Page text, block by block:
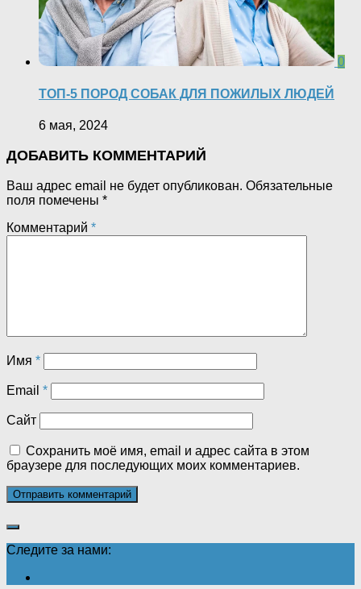
0
ТОП-5 ПОРОД СОБАК ДЛЯ ПОЖИЛЫХ ЛЮДЕЙ
6 мая, 2024
ДОБАВИТЬ КОММЕНТАРИЙ
Ваш адрес email не будет опубликован. Обязательные
поля помечены *
Комментарий *
Имя *
Email *
Сайт
Сохранить моё имя, email и адрес сайта в этом
браузере для последующих моих комментариев.
Следите за нами: